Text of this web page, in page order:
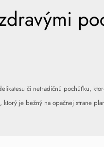
či netradičnú pochúťku,
je bežný na opačnej strane